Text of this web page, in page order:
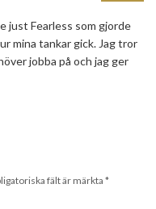
just Fearless som gjorde
mina tankar gick. Jag tror
jobba på och jag ger
fält är märkta*